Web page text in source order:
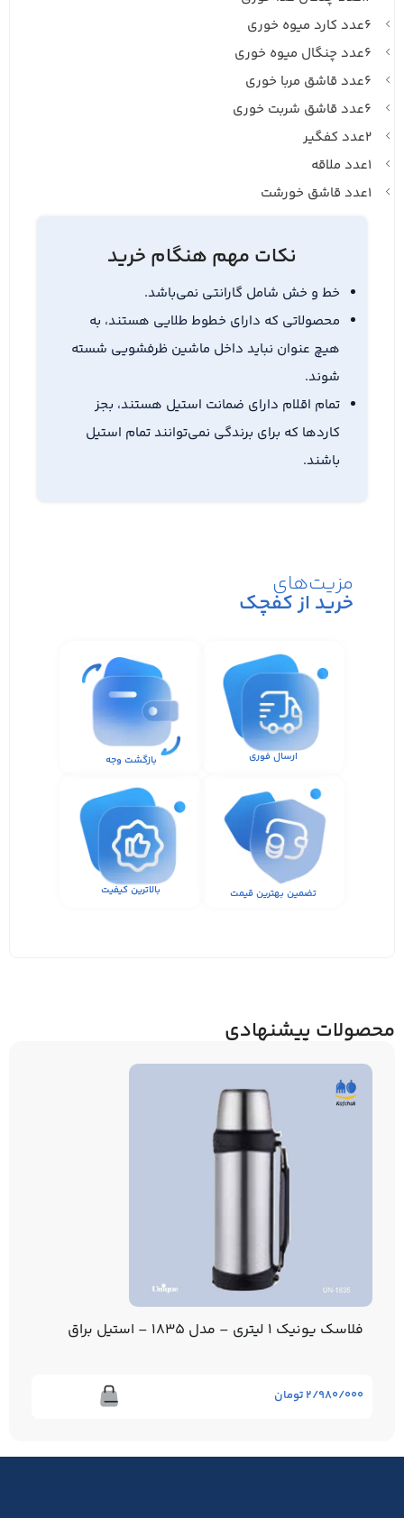
6عدد کارد میوه خوری
6عدد چنگال میوه خوری
6عدد قاشق مربا خوری
6عدد قاشق شربت خوری
2عدد کفگیر
1عدد ملاقه
1عدد قاشق خورشت
نکات مهم هنگام خرید
خط و خش شامل گارانتی نمی‌باشد.
محصولاتی که دارای خطوط طلایی هستند، به
هیچ عنوان نباید داخل ماشین ظرفشویی شسته
شوند.
تمام اقلام دارای ضمانت استیل هستند، بجز
کاردها که برای برندگی نمی‌توانند تمام استیل
باشند.
مزیت‌های
خرید از کفچک
ارسال فوری بازگشت وجه
تضمین بهترین قیمت بالاترین کیفیت
محصولات پیشنهادی
۳/۷۲۰/۰۰۰تومان